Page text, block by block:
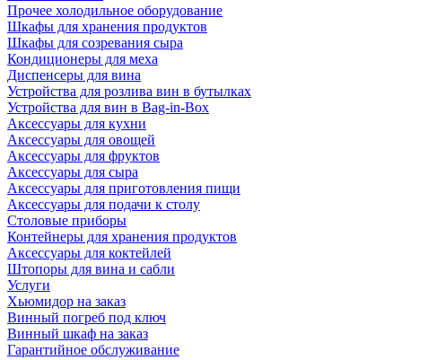
Прочее холодильное оборудование
Шкафы для хранения продуктов
Шкафы для созревания сыра
Кондиционеры для меха
Диспенсеры для вина
Устройства для розлива вин в бутылках
Устройства для вин в Bag-in-Box
Аксессуары для кухни
Аксессуары для овощей
Аксессуары для фруктов
Аксессуары для сыра
Аксессуары для приготовления пищи
Аксессуары для подачи к столу
Столовые приборы
Контейнеры для хранения продуктов
Аксессуары для коктейлей
Штопоры для вина и сабли
Услуги
Хьюмидор на заказ
Винный погреб под ключ
Винный шкаф на заказ
Гарантийное обслуживание